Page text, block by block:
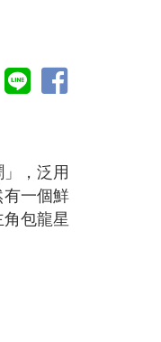
，泛用
一個鮮
包龍星